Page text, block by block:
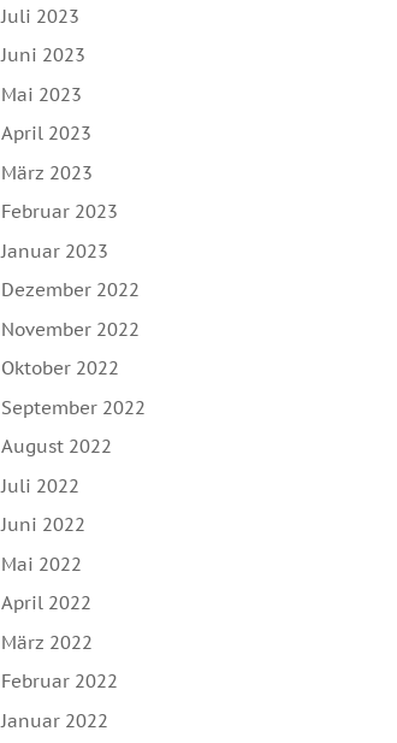
Juli 2023
Juni 2023
Mai 2023
April 2023
März 2023
Februar 2023
Januar 2023
Dezember 2022
November 2022
Oktober 2022
September 2022
August 2022
Juli 2022
Juni 2022
Mai 2022
April 2022
März 2022
Februar 2022
Januar 2022